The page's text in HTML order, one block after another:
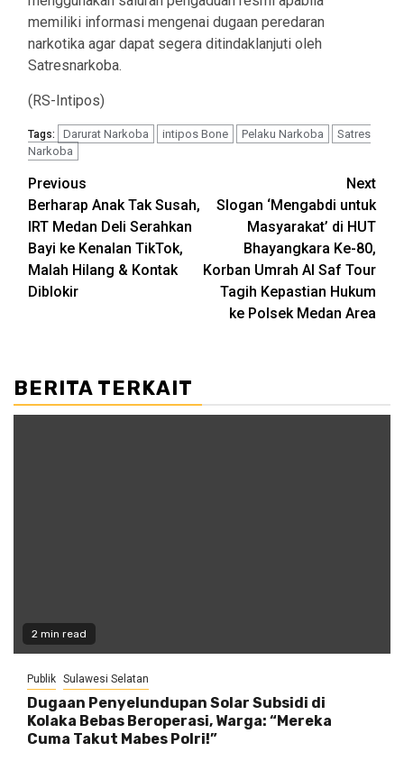
memiliki informasi mengenai dugaan peredaran
narkotika agar dapat segera ditindaklanjuti oleh
Satresnarkoba.
(RS-Intipos)
Tags: Darurat Narkoba intipos Bone Pelaku Narkoba
Satres
Narkoba
Post
navigation
Previous
Berharap Anak Tak Susah,
IRT Medan Deli Serahkan
Bayi ke Kenalan TikTok,
Malah Hilang & Kontak
Diblokir
Next
Slogan ‘Mengabdi untuk
Masyarakat’ di HUT
Bhayangkara Ke-80,
Korban Umrah Al Saf Tour
Tagih Kepastian Hukum
ke Polsek Medan Area
BERITA TERKAIT
2 min read
Publik Sulawesi Selatan
Dugaan Penyelundupan Solar Subsidi di
Kolaka Bebas Beroperasi, Warga: “Mereka
Cuma Takut Mabes Polri!”